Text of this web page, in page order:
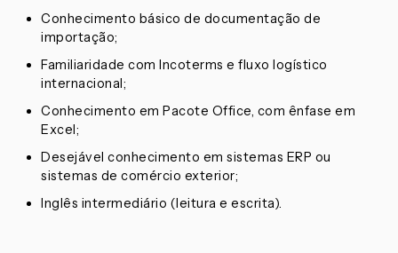
Conhecimento básico de documentação de
importação;
Familiaridade com Incoterms e fluxo logístico
internacional;
Conhecimento em Pacote Office, com ênfase em
Excel;
Desejável conhecimento em sistemas ERP ou
sistemas de comércio exterior;
Inglês intermediário (leitura e escrita).